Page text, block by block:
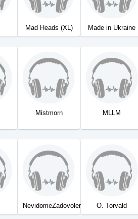
Mad Heads (XL) Made in Ukraine
Mistmorn MLLM
NevidomeZadovolennya O. Torvald